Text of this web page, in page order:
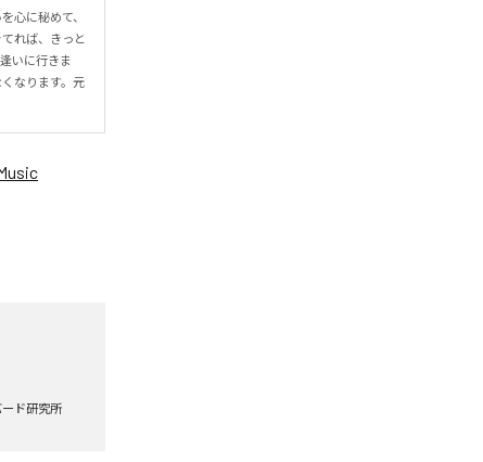
心に秘めて、
れば、きっと
いに行きま
なります。元
ード研究所